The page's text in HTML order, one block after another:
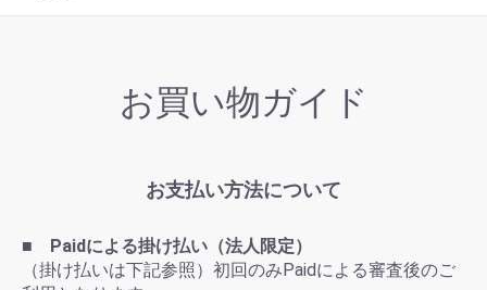
お買い物ガイド
お支払い方法について
■ Paidによる掛け払い（法人限定）
（掛け払いは下記参照）初回のみPaidによる審査後のご